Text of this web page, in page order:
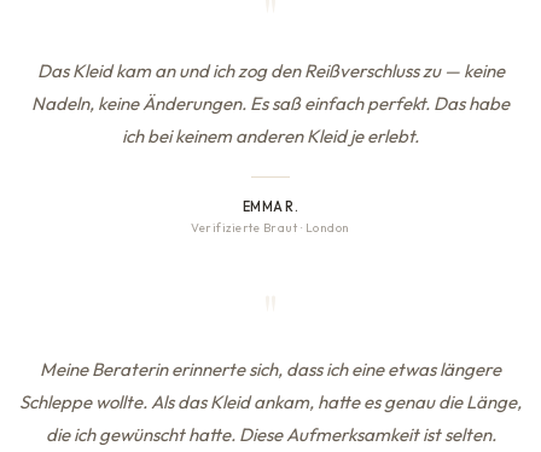
Das Kleid kam an und ich zog den Reißverschluss zu — keine
Nadeln, keine Änderungen. Es saß einfach perfekt. Das habe
ich bei keinem anderen Kleid je erlebt.
EMMA R.
Verifizierte Braut · London
Meine Beraterin erinnerte sich, dass ich eine etwas längere
Schleppe wollte. Als das Kleid ankam, hatte es genau die Länge,
die ich gewünscht hatte. Diese Aufmerksamkeit ist selten.